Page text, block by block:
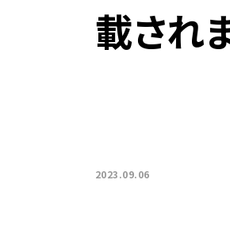
載され
2023.09.06